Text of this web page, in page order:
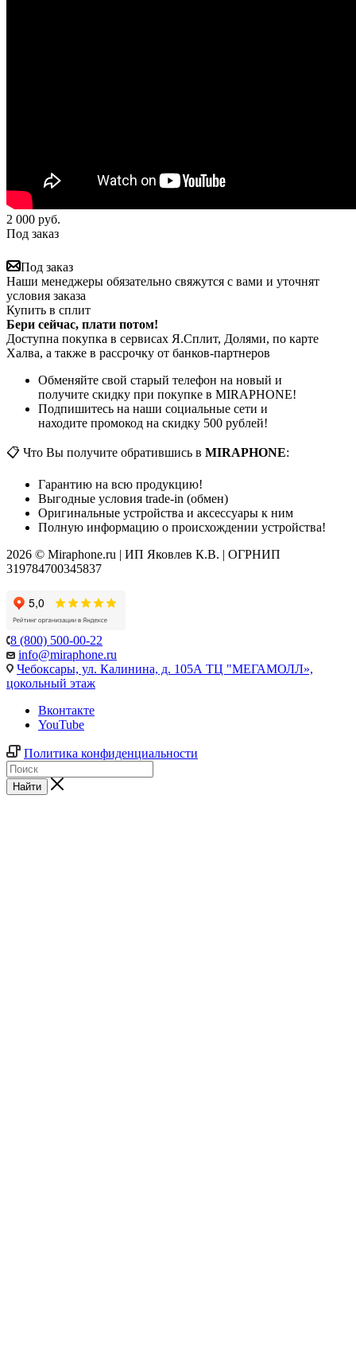
2 000 руб.
Под заказ
Под заказ
Наши менеджеры обязательно свяжутся с вами и уточнят
условия заказа
Купить в сплит
Бери сейчас, плати потом!
Доступна покупка в сервисах Я.Сплит, Долями, по карте
Халва, а также в рассрочку от банков-партнеров
Обменяйте свой старый телефон на новый и
получите скидку при покупке в MIRAPHONE!
Подпишитесь на наши социальные сети и
находите промокод на скидку 500 рублей!
📋 Что Вы получите обратившись в MIRAPHONE:
Гарантию на всю продукцию!
Выгодные условия trade-in (обмен)
Оригинальные устройства и аксессуары к ним
Полную информацию о происхождении устройства!
2026 © Miraphone.ru | ИП Яковлев К.В. | ОГРНИП
319784700345837
8 (800) 500-00-22
info@miraphone.ru
Чебоксары, ул. Калинина, д. 105А ТЦ "МЕГАМОЛЛ»,
цокольный этаж
Вконтакте
YouTube
Политика конфиденциальности
Найти